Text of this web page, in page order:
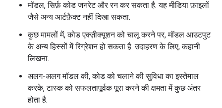
मॉडल, सिर्फ़ कोड जनरेट और रन कर सकता है. यह मीडिया फ़ाइलों
जैसे अन्य आर्टफ़ैक्ट नहीं दिखा सकता.
कुछ मामलों में, कोड एक्ज़ीक्यूशन को चालू करने पर, मॉडल आउटपुट
के अन्य हिस्सों में रिग्रेशन हो सकता है. उदाहरण के लिए, कहानी
लिखना.
अलग-अलग मॉडल की, कोड को चलाने की सुविधा का इस्तेमाल
करके, टास्क को सफलतापूर्वक पूरा करने की क्षमता में कुछ अंतर
होता है.